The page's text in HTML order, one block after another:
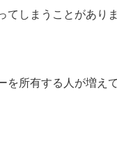
しまうことがありま
所有する人が増え